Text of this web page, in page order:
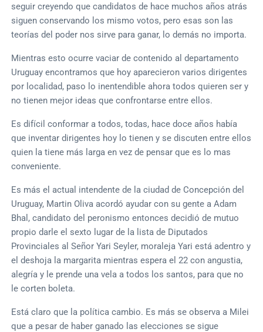
seguir creyendo que candidatos de hace muchos años atrás
siguen conservando los mismo votos, pero esas son las
teorías del poder nos sirve para ganar, lo demás no importa.
Mientras esto ocurre vaciar de contenido al departamento
Uruguay encontramos que hoy aparecieron varios dirigentes
por localidad, paso lo inentendible ahora todos quieren ser y
no tienen mejor ideas que confrontarse entre ellos.
Es difícil conformar a todos, todas, hace doce años había
que inventar dirigentes hoy lo tienen y se discuten entre ellos
quien la tiene más larga en vez de pensar que es lo mas
conveniente.
Es más el actual intendente de la ciudad de Concepción del
Uruguay, Martin Oliva acordó ayudar con su gente a Adam
Bhal, candidato del peronismo entonces decidió de mutuo
propio darle el sexto lugar de la lista de Diputados
Provinciales al Señor Yari Seyler, moraleja Yari está adentro y
el deshoja la margarita mientras espera el 22 con angustia,
alegría y le prende una vela a todos los santos, para que no
le corten boleta.
Está claro que la política cambio. Es más se observa a Milei
que a pesar de haber ganado las elecciones se sigue